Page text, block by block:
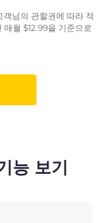
님의 관할권에 따라 적
매월 $12.99을 기준으로
능 보기